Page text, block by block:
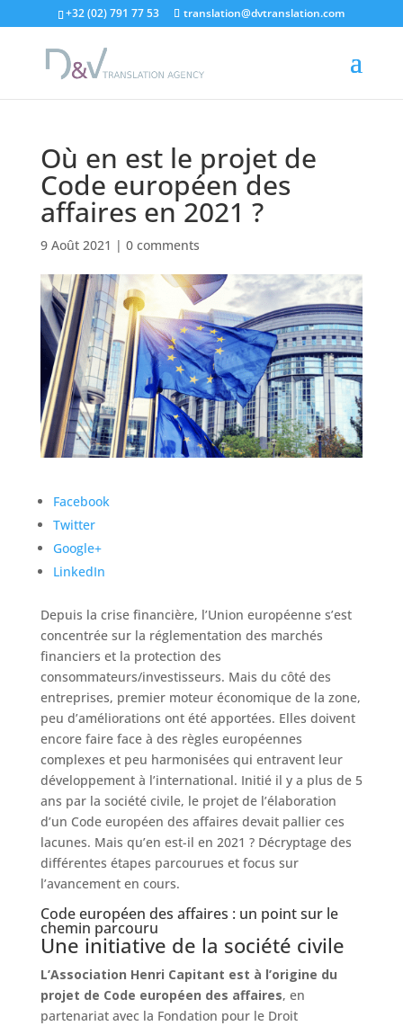
+32 (02) 791 77 53 translation@dvtranslation.com
Où en est le projet de
Code européen des
affaires en 2021 ?
9 Août 2021 | 0 comments
Facebook
Twitter
Google+
LinkedIn
Depuis la crise financière, l’Union européenne s’est
concentrée sur la réglementation des marchés
financiers et la protection des
consommateurs/investisseurs. Mais du côté des
entreprises, premier moteur économique de la zone,
peu d’améliorations ont été apportées. Elles doivent
encore faire face à des règles européennes
complexes et peu harmonisées qui entravent leur
développement à l’international. Initié il y a plus de 5
ans par la société civile, le projet de l’élaboration
d’un Code européen des affaires devait pallier ces
lacunes. Mais qu’en est-il en 2021 ? Décryptage des
différentes étapes parcourues et focus sur
l’avancement en cours.
Code européen des affaires : un point sur le
chemin parcouru
Une initiative de la société civile
L’Association Henri Capitant est à l’origine du
projet de Code européen des affaires, en
partenariat avec la Fondation pour le Droit